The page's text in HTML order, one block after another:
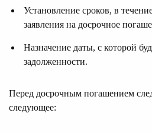
Установление сроков, в
заявления на досрочное
Назначение даты, с которой
задолженности.
Перед досрочным погашением
следующее: